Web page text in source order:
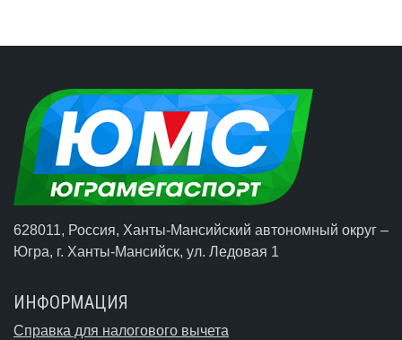
628011, Россия, Ханты-Мансийский автономный округ –
Югра, г. Ханты-Мансийск, ул. Ледовая 1
ИНФОРМАЦИЯ
Справка для налогового вычета